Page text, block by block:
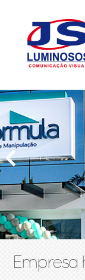
Empresa